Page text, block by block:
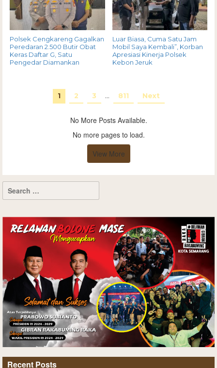
Polsek Cengkareng Gagalkan
Peredaran 2.500 Butir Obat
Keras Daftar G, Satu
Pengedar Diamankan
Luar Biasa, Cuma Satu Jam
Mobil Saya Kembali”, Korban
Apresiasi Kinerja Polsek
Kebon Jeruk
1 2 3 … 811 Next
No More Posts Available.
No more pages to load.
View More
Recent Posts